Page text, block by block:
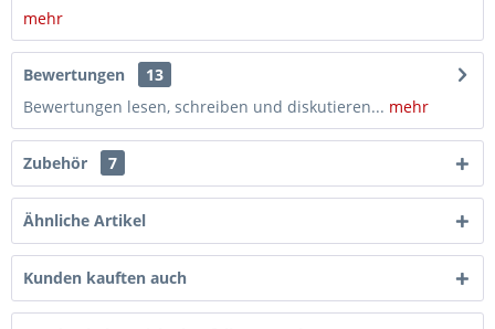
mehr
Bewertungen
13
Bewertungen lesen, schreiben und diskutieren... mehr
Zubehör 7
Ähnliche Artikel
Kunden kauften auch